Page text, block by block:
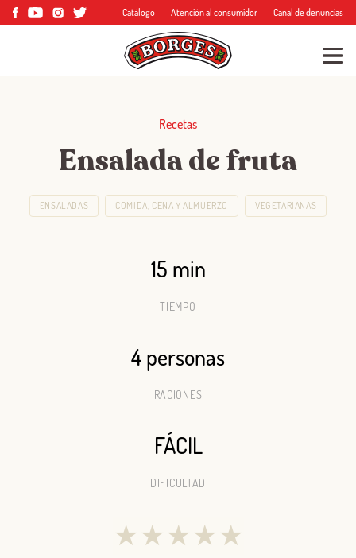
Catálogo Atención al consumidor Canal de denuncias
Recetas
Ensalada de fruta
ENSALADAS COMIDA, CENA Y ALMUERZO VEGETARIANAS
15 min
TIEMPO
4 personas
RACIONES
FÁCIL
DIFICULTAD
★★★★★